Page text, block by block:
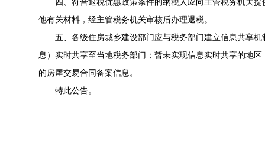
四、符合退税优惠政策条件的纳税人应向主管税务机关提
他有关材料，经主管税务机关审核后办理退税。
五、各级住房城乡建设部门应与税务部门建立信息共享机
息）实时共享至当地税务部门；暂未实现信息实时共享的地
的房屋交易合同备案信息。
特此公告。